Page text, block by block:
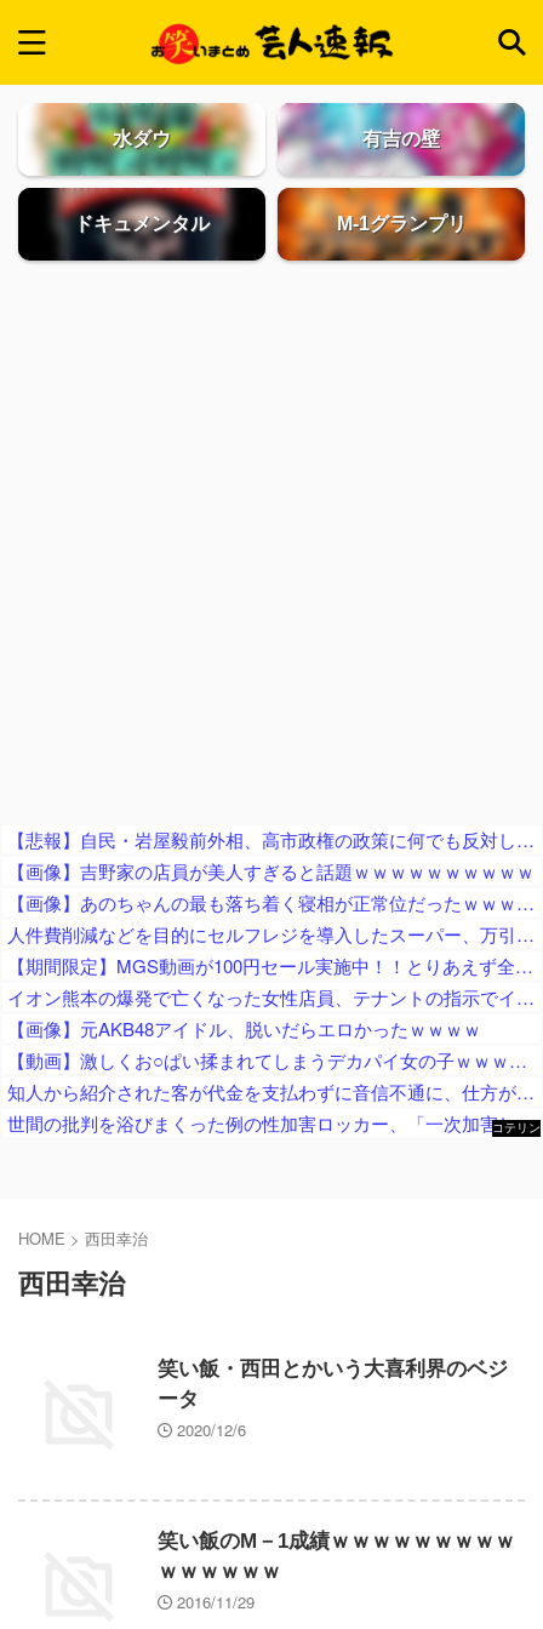
水ダウ 有吉の壁
ドキュメンタル M-1グランプリ
【悲報】自民・岩屋毅前外相、高市政権の政策に何でも反対してしまう「ポピュリズムがー！立法事実がー！国民の総意がー！数の暴力がー！」ｗｗｗｗｗｗｗｗｗｗｗｗ
【画像】吉野家の店員が美人すぎると話題ｗｗｗｗｗｗｗｗｗｗ
【画像】あのちゃんの最も落ち着く寝相が正常位だったｗｗｗｗｗｗｗｗｗｗｗｗｗｗｗｗｗｗｗｗｗｗｗｗｗｗｗｗｗｗｗｗｗｗｗｗ
人件費削減などを目的にセルフレジを導入したスーパー、万引き被害が急増 被害額は推定約５００万円
【期間限定】MGS動画が100円セール実施中！！とりあえず全部買うやろｗｗｗｗｗ
イオン熊本の爆発で亡くなった女性店員、テナントの指示でイオン店舗内に強行突入させられた疑惑が浮上中
【画像】元AKB48アイドル、脱いだらエロかったｗｗｗｗ
【動画】激しくお○ぱい揉まれてしまうデカパイ女の子ｗｗｗｗｗｗｗｗ
知人から紹介された客が代金を支払わずに音信不通に、仕方がないので客の自宅まで行ってみると……
世間の批判を浴びまくった例の性加害ロッカー、「一次加害した人間がこれ言うのか」と周囲を唖然とさせる言動を……
コテリン
HOME > 西田幸治
西田幸治
笑い飯・西田とかいう大喜利界のベジ
ータ
2020/12/6
笑い飯のM－1成績ｗｗｗｗｗｗｗｗｗ
ｗｗｗｗｗｗ
2016/11/29